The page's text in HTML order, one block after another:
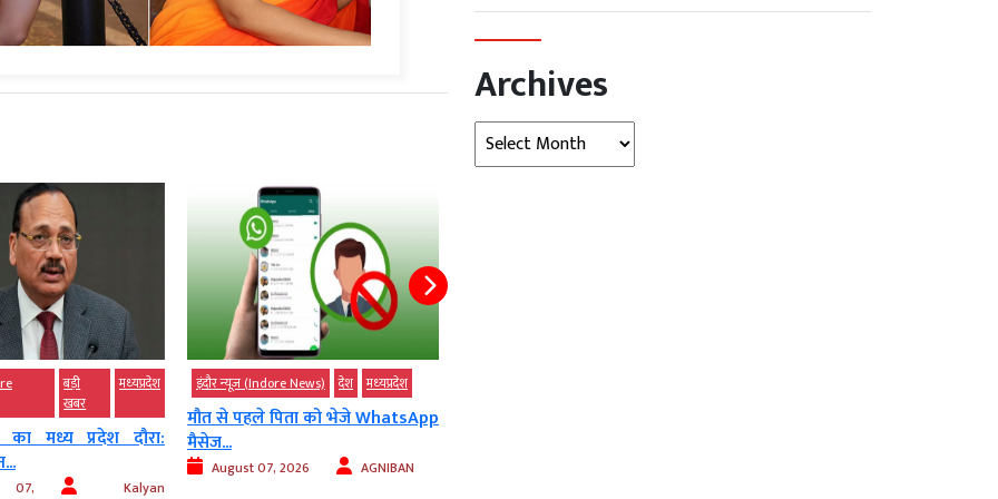
बड़ी
खबर
मध्‍यप्रदेश
का मध्य प्रदेश दौरा:
07, Kalyan
इंदौर न्यूज़ (Indore News) देश मध्‍यप्रदेश
मौत से पहले पिता को भेजे WhatsApp
मैसेज...
August 07, 2026 AGNIBAN
Archives
Archives